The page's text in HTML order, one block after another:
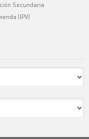
Secundaria
(IPV)